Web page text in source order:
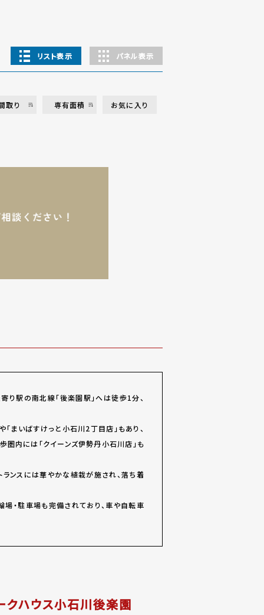
リスト表示 パネル表示
取り 専有面積 お気に入り
り駅の南北線「後楽園駅」へは徒歩1分、
まいばすけっと小石川2丁目店」もあり、
圏内には「クイーンズ伊勢丹小石川店」も
ランスには華やかな植栽が施され、落ち着
・駐車場も完備されており、車や自転車
クハウス小石川後楽園